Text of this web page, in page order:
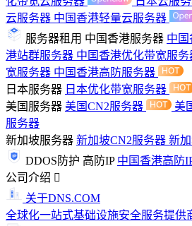
云服务器 中国香港轻量云服务器
服务器租用 中国香港服务器 中国
港站群服务器 中国香港优化带宽服务
宽服务器 中国香港高防服务器
日本服务器 日本优化带宽服务器
美国服务器 美国CN2服务器 美
服务器
新加坡服务器 新加坡CN2服务器 新
DDOS防护 高防IP 中国香港高防
公司介绍
关于DNS.COM
全球化一站式基础设施安全服务提供